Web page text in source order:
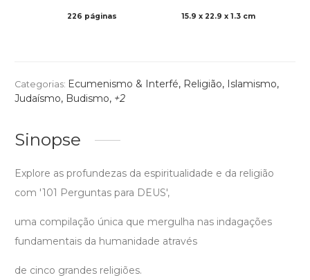
226 páginas 15.9 x 22.9 x 1.3 cm
Categorias: Ecumenismo & Interfé, Religião, Islamismo,
Judaísmo, Budismo, +2
Sinopse
Explore as profundezas da espiritualidade e da religião
com '101 Perguntas para DEUS',
uma compilação única que mergulha nas indagações
fundamentais da humanidade através
de cinco grandes religiões.